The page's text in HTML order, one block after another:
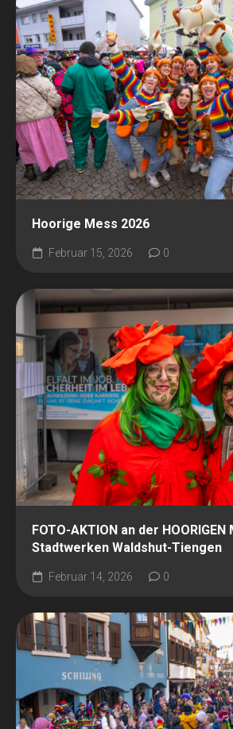
Hoorige Mess 2026
Februar 15, 2026 0
FOTO-AKTION an der HOORIGEN
Stadtwerken Waldshut-Tiengen
Februar 14, 2026 0